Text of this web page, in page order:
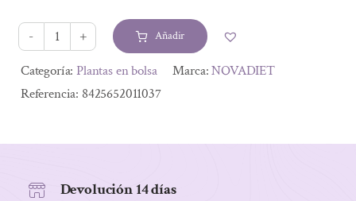
era:
4,70 €.
es:
3,53 €.
PINO
YEMAS
40GR
Añadir
Alternative:
Categoría:Plantas en bolsa Marca:NOVADIET
Referencia: 8425652011037
Devolución 14 días